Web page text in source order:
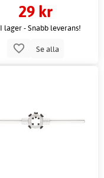
29 kr
I lager - Snabb leverans!
Se alla